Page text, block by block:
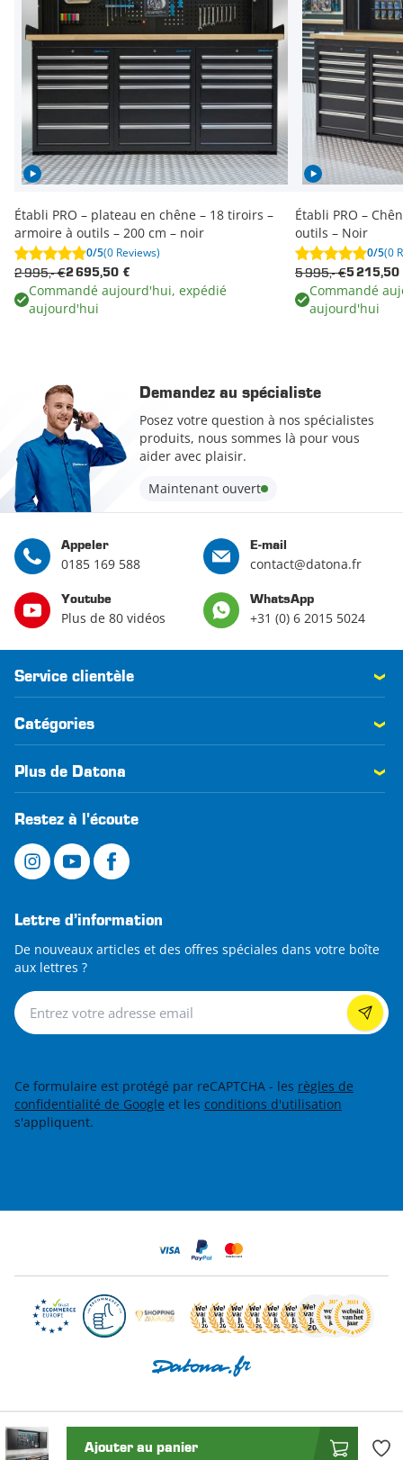
Établi PRO – plateau en chêne – 18 tiroirs –
armoire à outils – 200 cm – noir
0/5(0 Reviews)
2 695,50 €
2 995,- €
Commandé aujourd'hui, expédié
aujourd'hui
Établi PRO –
outils – Noir
0/5(0
5 215,50
5 995,- €
Commandé
aujourd'hui
Ajouter au panier
Demandez au spécialiste
Posez votre question à nos spécialistes
produits, nous sommes là pour vous
aider avec plaisir.
Maintenant ouvert
Appeler
0185 169 588
E-mail
contact@datona.fr
Youtube
Plus de 80 vidéos
WhatsApp
+31 (0) 6 2015 5024
Service clientèle
Catégories
Plus de Datona
Restez à l'écoute
Lettre d’information
De nouveaux articles et des offres spéciales dans votre boîte
aux lettres ?
Lettre d’information
Ce formulaire est protégé par reCAPTCHA - les règles de
confidentialité de Google et les conditions d'utilisation
s'appliquent.
© 2026 Datona.fr